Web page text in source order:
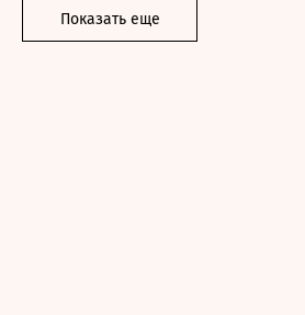
Показать еще